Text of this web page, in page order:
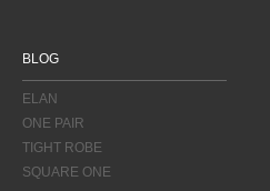
BLOG
ELAN
ONE PAIR
TIGHT ROBE
SQUARE ONE